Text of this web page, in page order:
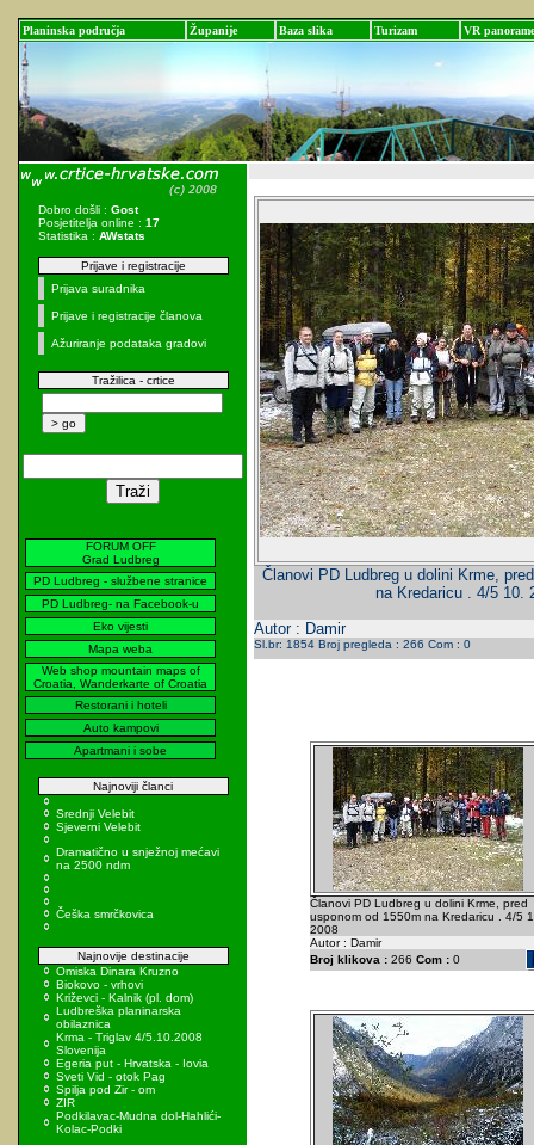
Planinska područja Županije Baza slika Turizam VR panorame
Dobro došli : Gost
Posjetitelja online : 17
Statistika : AWstats
Prijave i registracije
Prijava suradnika
Prijave i registracije članova
Ažuriranje podataka gradovi
Tražilica - crtice
FORUM OFF
Grad Ludbreg
PD Ludbreg - službene stranice
PD Ludbreg- na Facebook-u
Eko vijesti
Mapa weba
Web shop mountain maps of
Croatia, Wanderkarte of Croatia
Restorani i hoteli
Auto kampovi
Apartmani i sobe
Najnoviji članci
Srednji Velebit
Sjeverni Velebit
Dramatično u snježnoj mećavi
na 2500 ndm
Češka smrčkovica
Najnovije destinacije
Omiska Dinara Kruzno
Biokovo - vrhovi
Križevci - Kalnik (pl. dom)
Ludbreška planinarska
obilaznica
Krma - Triglav 4/5.10.2008
Slovenija
Egeria put - Hrvatska - Iovia
Sveti Vid - otok Pag
Spilja pod Zir - om
ZIR
Podkilavac-Mudna dol-Hahlići-
Kolac-Podki
Članovi PD Ludbreg u dolini Krme,
na Kredaricu . 4/5 10.
Autor : Damir
Sl.br: 1854 Broj pregleda : 266 Com : 0
Članovi PD Ludbreg u dolini Krme, pred
usponom od 1550m na Kredaricu . 4/5
2008
Autor : Damir
Broj klikova :266 Com :0